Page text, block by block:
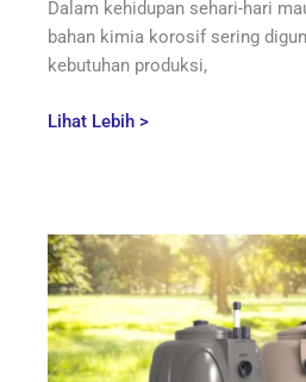
Dalam kehidupan sehari-hari
bahan kimia korosif sering
kebutuhan produksi,
Lihat Lebih >